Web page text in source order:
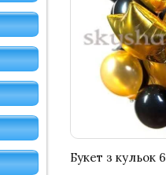
Букет з кульок 6